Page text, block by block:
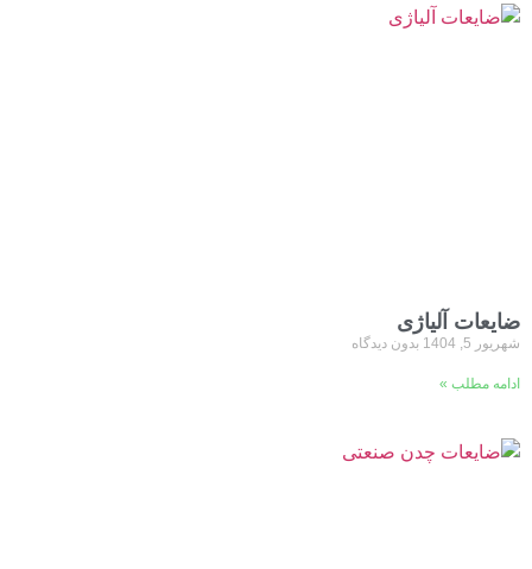
ضایعات آلیاژی
شهریور 5, 1404 بدون دیدگاه
ادامه مطلب »